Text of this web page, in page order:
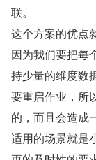
联。
这个方案的优点
因为我们要把每
持少量的维度数
要重启作业，所
的，而且会造成
适用的场景就是